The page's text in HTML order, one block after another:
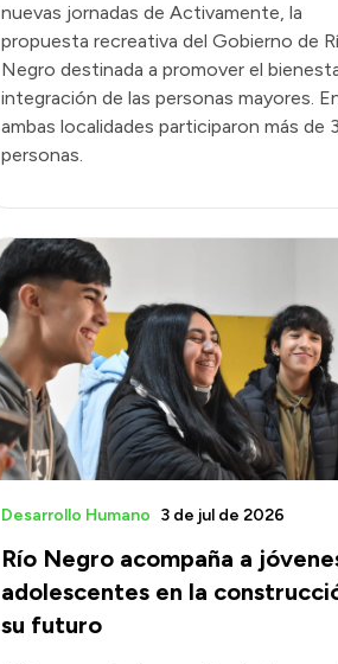
nuevas jornadas de Activamente, la
propuesta recreativa del Gobierno de
Negro destinada a promover el
integración de las personas mayores.
ambas localidades participaron más de
personas.
Río Negro acompaña a
adolescentes en la
su futuro
Desarrollo Humano 3 de jul de 2026